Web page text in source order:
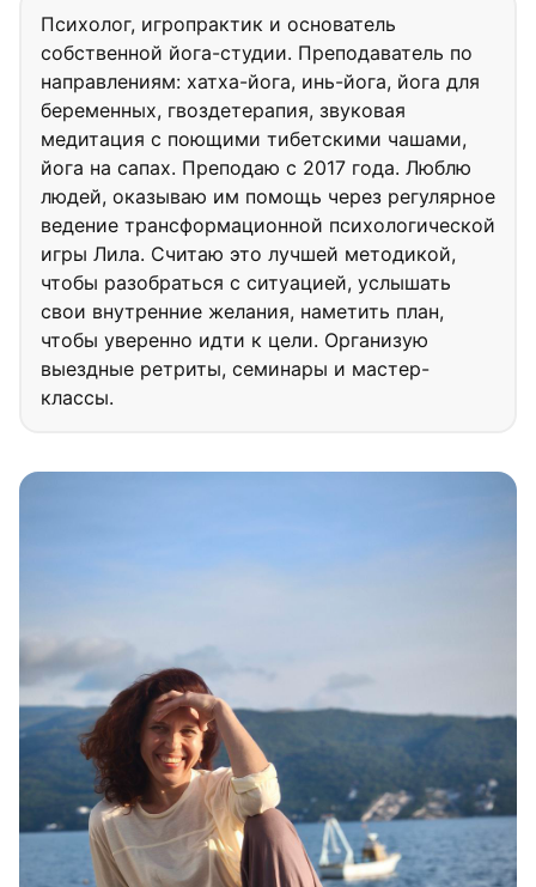
Психолог, игропрактик и основатель
собственной йога-студии. Преподаватель по
направлениям: хатха-йога, инь-йога, йога для
беременных, гвоздетерапия, звуковая
медитация с поющими тибетскими чашами,
йога на сапах. Преподаю с 2017 года. Люблю
людей, оказываю им помощь через регулярное
ведение трансформационной психологической
игры Лила. Считаю это лучшей методикой,
чтобы разобраться с ситуацией, услышать
свои внутренние желания, наметить план,
чтобы уверенно идти к цели. Организую
выездные ретриты, семинары и мастер-
классы.